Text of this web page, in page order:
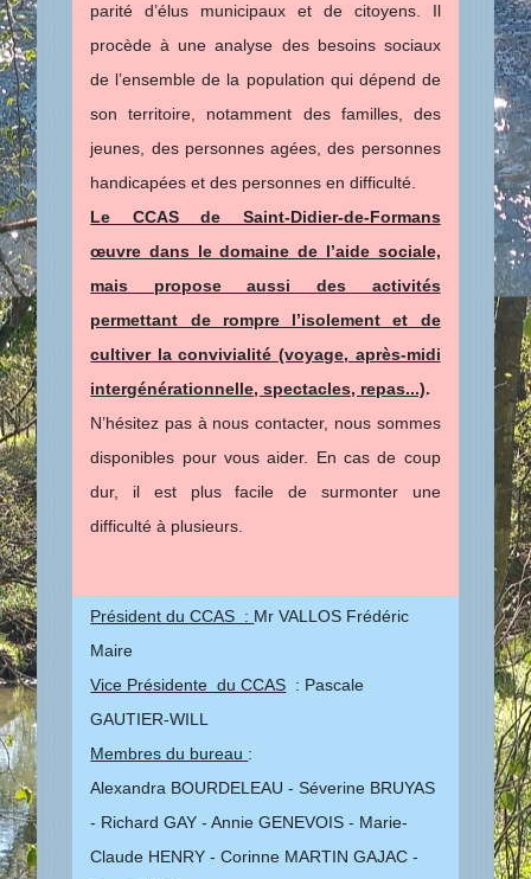
parité d’élus municipaux et de citoyens. Il
procède à une analyse des besoins sociaux
de l’ensemble de la population qui dépend de
son territoire, notamment des familles, des
jeunes, des personnes agées, des personnes
handicapées et des personnes en difficulté.
Le CCAS de Saint-Didier-de-Formans
œuvre dans le domaine de l’aide sociale,
mais propose aussi des activités
permettant de rompre l’isolement et de
cultiver la convivialité (voyage, après-midi
intergénérationnelle, spectacles, repas...).
N’hésitez pas à nous contacter, nous sommes
disponibles pour vous aider. En cas de coup
dur, il est plus facile de surmonter une
difficulté à plusieurs.
Président du CCAS : Mr VALLOS Frédéric
Maire
Vice Présidente du CCAS : Pascale
GAUTIER-WILL
Membres du bureau :
Alexandra BOURDELEAU - Séverine BRUYAS
- Richard GAY - Annie GENEVOIS - Marie-
Claude HENRY - Corinne MARTIN GAJAC -